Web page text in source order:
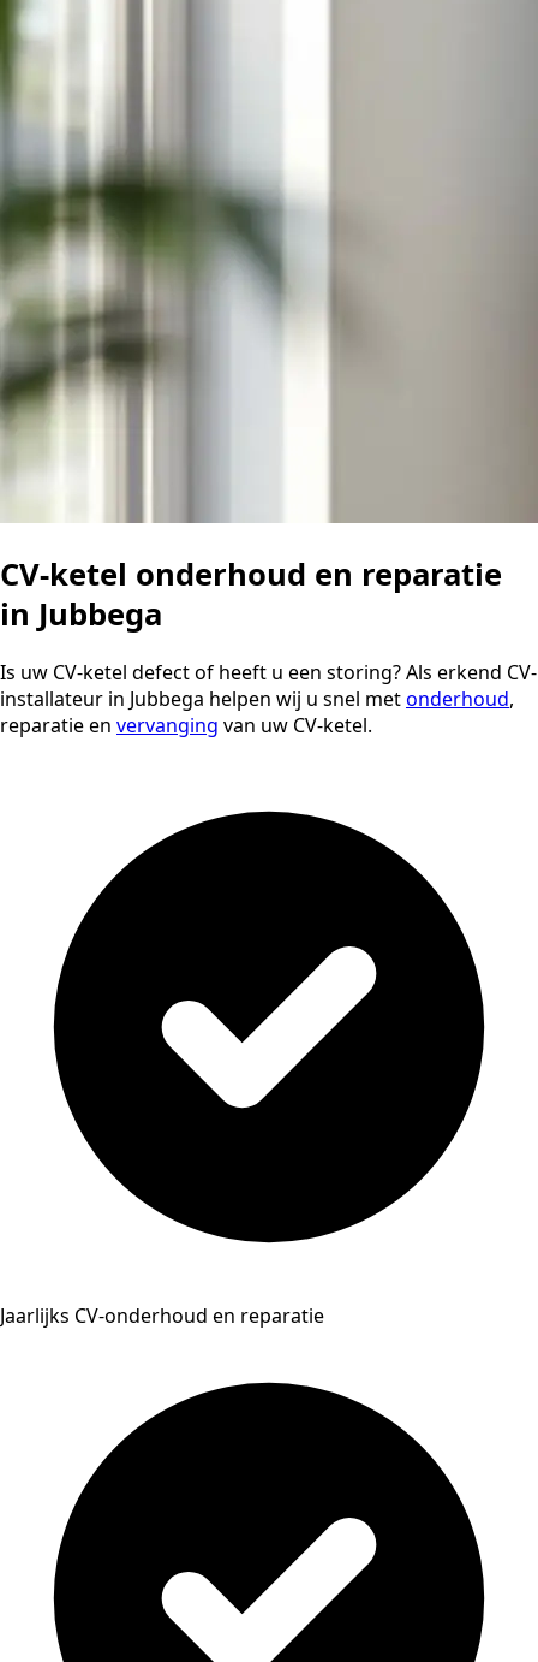
CV-ketel onderhoud en reparatie
in Jubbega
Is uw CV-ketel defect of heeft u een storing? Als erkend CV-
installateur in Jubbega helpen wij u snel metonderhoud,
reparatie en vervanging van uw CV-ketel.
Jaarlijks CV-onderhoud en reparatie